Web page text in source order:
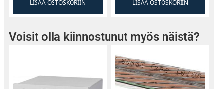
LISÄÄ OSTOSKORIIN LISÄÄ OSTOSKORIIN
Voisit olla kiinnostunut myös näistä?